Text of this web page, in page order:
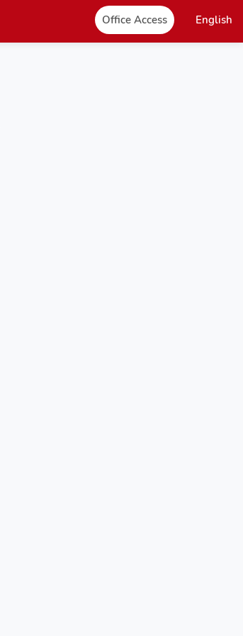
Office Access English